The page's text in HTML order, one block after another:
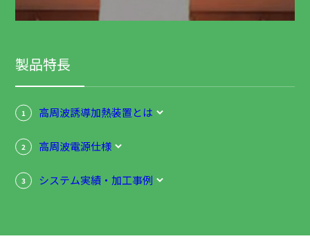
製品特長
1 高周波誘導加熱装置とは
2 高周波電源仕様
3 システム実績・加工事例